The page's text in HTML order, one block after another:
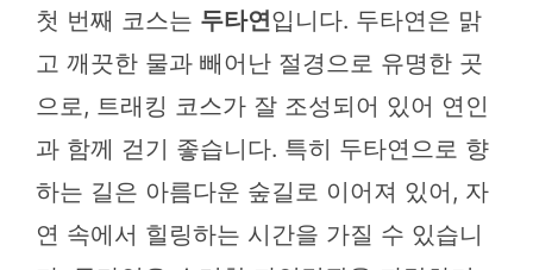
첫 번째 코스는 두타연입니다. 두타연은 맑
고 깨끗한 물과 빼어난 절경으로 유명한 곳
으로, 트래킹 코스가 잘 조성되어 있어 연인
과 함께 걷기 좋습니다. 특히 두타연으로 향
하는 길은 아름다운 숲길로 이어져 있어, 자
연 속에서 힐링하는 시간을 가질 수 있습니